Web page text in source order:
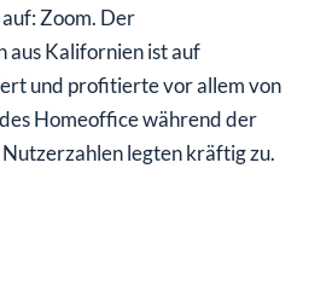
Zoom. Der
aus Kalifornien ist auf
und profitierte vor allem von
Homeoffice während der
legten kräftig zu.